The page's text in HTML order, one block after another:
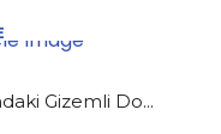
Gizemli Do...